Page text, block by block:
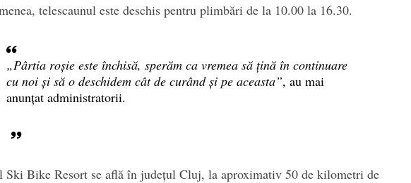
telescaunul este deschis pentru plimbări de la 10.00 la 16.30.
„Pârtia roșie este închisă, sperăm ca vremea să țină în continuare
cu noi și să o deschidem cât de curând și pe aceasta”, au mai
anunțat administratorii.
Ski Bike Resort se află în județul Cluj, la aproximativ 50 de kilometri de